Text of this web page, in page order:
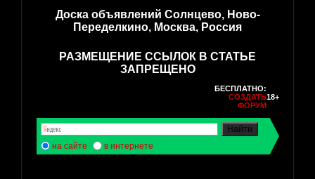
Доска объявлений Солнцево, Ново-
Переделкино, Москва, Россия
РАЗМЕЩЕНИЕ ССЫЛОК В СТАТЬЕ
ЗАПРЕЩЕНО
БЕСПЛАТНО:
СОЗДАТЬ
ФОРУМ
18+
на сайте в интернете